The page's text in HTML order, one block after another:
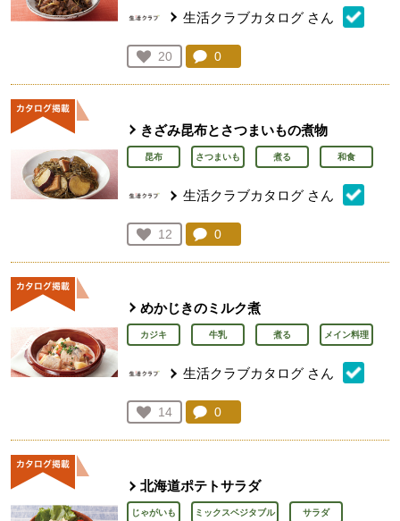
生活クラブカタログ さん
お気に入り登録：
20
人が登録
コメント：
0
きざみ昆布とさつまいもの煮物
昆布 さつまいも 煮る 和食
生活クラブカタログ さん
お気に入り登録：
12
人が登録
コメント：
0
めかじきのミルク煮
カジキ 牛乳 煮る メイン料理
生活クラブカタログ さん
お気に入り登録：
14
人が登録
コメント：
0
北海道ポテトサラダ
じゃがいも ミックスベジタブル サラダ